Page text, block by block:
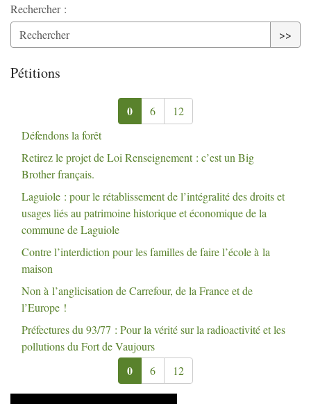
Rechercher :
>>
Pétitions
0 6
12
Défendons la forêt
Retirez le projet de Loi Renseignement : c’est un Big
Brother français.
Laguiole : pour le rétablissement de l’intégralité des droits et
usages liés au patrimoine historique et économique de la
commune de Laguiole
Contre l’interdiction pour les familles de faire l’école à la
maison
Non à l’anglicisation de Carrefour, de la France et de
l’Europe !
Préfectures du 93/77 : Pour la vérité sur la radioactivité et les
pollutions du Fort de Vaujours
0 6 12